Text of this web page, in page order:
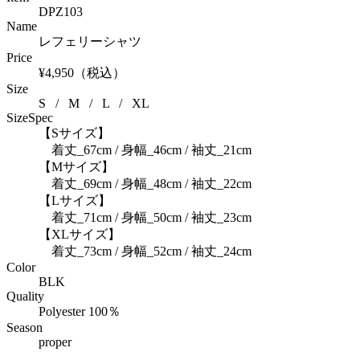
DPZ103
Name
レフェリーシャツ
Price
¥4,950（税込）
Size
S / M / L / XL
SizeSpec
【Sサイズ】
着丈_67cm / 身幅_46cm / 袖丈_21cm
【Mサイズ】
着丈_69cm / 身幅_48cm / 袖丈_22cm
【Lサイズ】
着丈_71cm / 身幅_50cm / 袖丈_23cm
【XLサイズ】
着丈_73cm / 身幅_52cm / 袖丈_24cm
Color
BLK
Quality
Polyester 100％
Season
proper